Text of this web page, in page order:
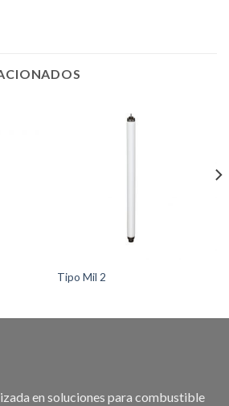
Tipo Mil 2
en soluciones para combustible